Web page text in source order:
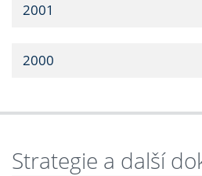
2001
2000
Strategie a další